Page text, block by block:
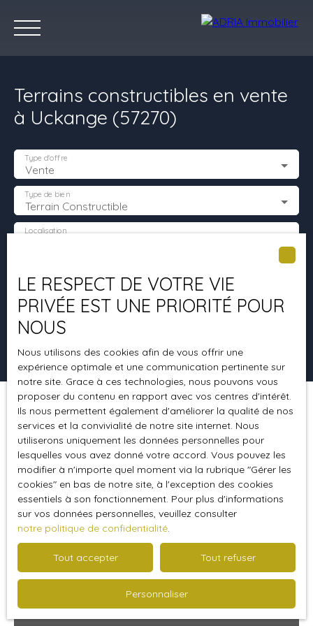
Accueil Acheter
Terrains constructibles en vente
à Uckange (57270)
Vente
Type d'offre
Terrain Constructible
Type de bien
Localisation
Surface min (m²)
Rechercher
Pertinence
Trier par Créer une alerte
59 900€
Nouveauté
LE RESPECT DE VOTRE VIE
PRIVÉE EST UNE PRIORITÉ POUR
NOUS
Nous utilisons des cookies afin de vous offrir une
expérience optimale et une communication pertinente sur
notre site. Grace à ces technologies, nous pouvons vous
proposer du contenu en rapport avec vos centres d'intérêt.
Ils nous permettent également d'améliorer la qualité de nos
services et la convivialité de notre site internet. Nous
utiliserons uniquement les données personnelles pour
lesquelles vous avez donné votre accord. Vous pouvez les
modifier à n'importe quel moment via la rubrique ″Gérer les
cookies″ en bas de notre site, à l'exception des cookies
essentiels à son fonctionnement. Pour plus d'informations
sur vos données personnelles, veuillez consulter
notre politique de confidentialité.
Tout accepter Tout refuser
Personnaliser